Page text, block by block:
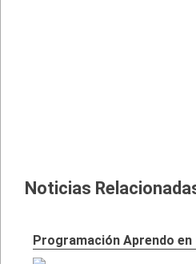
Noticias
Programación Aprendo en